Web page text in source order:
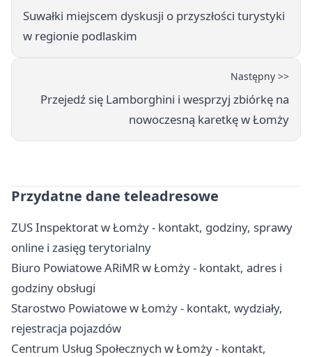
Suwałki miejscem dyskusji o przyszłości turystyki
w regionie podlaskim
Następny >>
Przejedź się Lamborghini i wesprzyj zbiórkę na
nowoczesną karetkę w Łomży
Przydatne dane teleadresowe
ZUS Inspektorat w Łomży - kontakt, godziny, sprawy
online i zasięg terytorialny
Biuro Powiatowe ARiMR w Łomży - kontakt, adres i
godziny obsługi
Starostwo Powiatowe w Łomży - kontakt, wydziały,
rejestracja pojazdów
Centrum Usług Społecznych w Łomży - kontakt,